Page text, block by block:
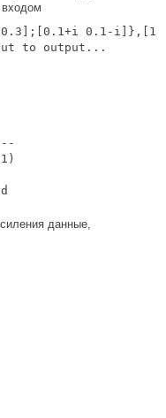
0.1-
to output...
данные,